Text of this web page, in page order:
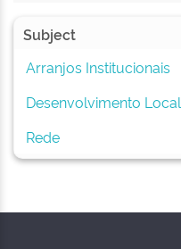
Subject
Arranjos Institucionais
Desenvolvimento Local
Rede